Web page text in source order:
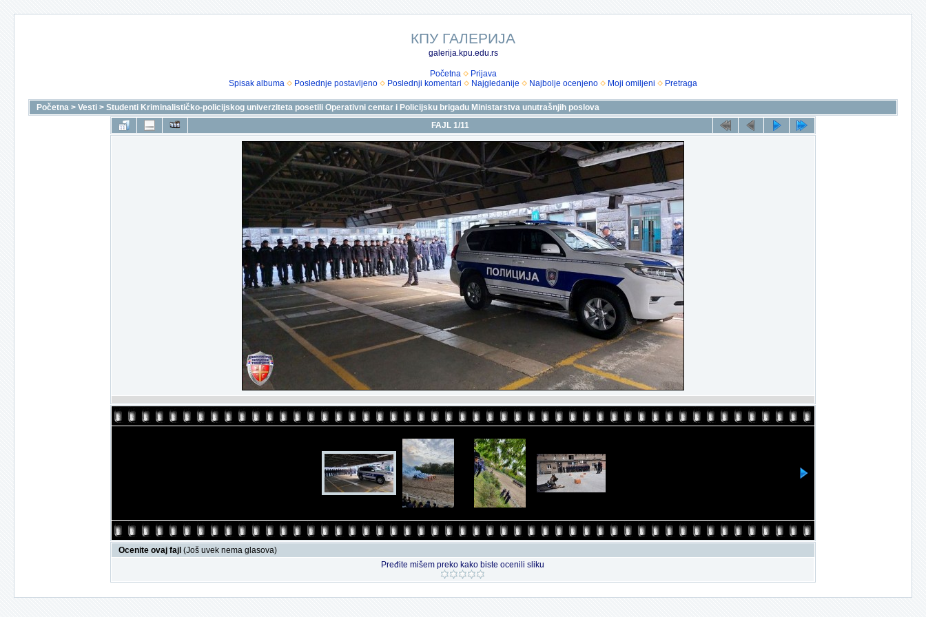
КПУ ГАЛЕРИЈА
galerija.kpu.edu.rs
Početna
Prijava
Spisak albuma
Poslednje postavljeno Poslednji komentari Najgledanije Najbolje ocenjeno Moji omiljeni Pretraga
Početna > Vesti > Studenti Kriminalističko-policijskog univerziteta posetili Operativni centar i Policijsku brigadu Ministarstva unutrašnjih poslova
FAJL 1/11
Ocenite ovaj fajl (Još uvek nema glasova)
Pređite mišem preko kako biste ocenili sliku